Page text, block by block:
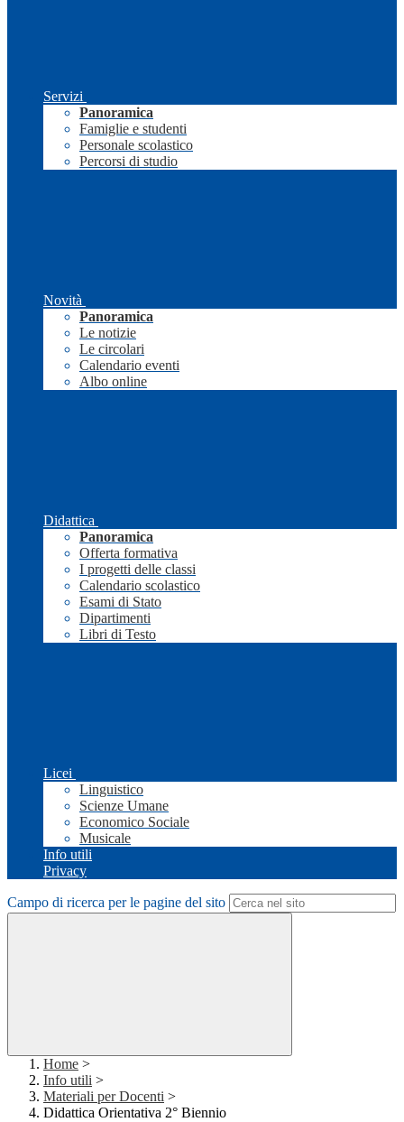
Servizi
Panoramica
Famiglie e studenti
Personale scolastico
Percorsi di studio
Novità
Panoramica
Le notizie
Le circolari
Calendario eventi
Albo online
Didattica
Panoramica
Offerta formativa
I progetti delle classi
Calendario scolastico
Esami di Stato
Dipartimenti
Libri di Testo
Licei
Linguistico
Scienze Umane
Economico Sociale
Musicale
Info utili
Privacy
Campo di ricerca per le pagine del sito
Home >
Info utili >
Materiali per Docenti >
Didattica Orientativa 2° Biennio